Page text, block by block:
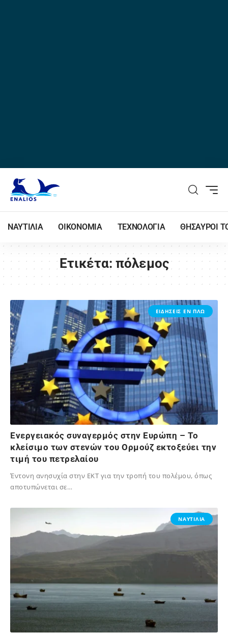
ΝΑΥΤΙΛΙΑ ΟΙΚΟΝΟΜΙΑ ΤΕΧΝΟΛΟΓΙΑ ΘΗΣΑΥΡΟΙ
Ετικέτα: πόλεμος
ΕΙΔΗΣΕΙΣ ΕΝ ΠΛΩ
Ενεργειακός συναγερμός στην Ευρώπη – Το
κλείσιμο των στενών του Ορμούζ εκτοξεύει την
τιμή του πετρελαίου
Έντονη ανησυχία στην ΕΚΤ για την τροπή του πολέμου, όπως
αποτυπώνεται σε…
ΝΑΥΤΙΛΙΑ